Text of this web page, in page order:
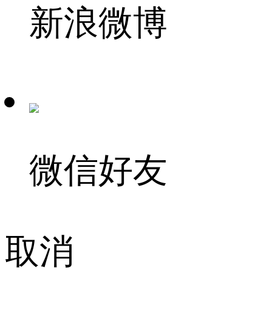
新浪微博
微信好友
取消